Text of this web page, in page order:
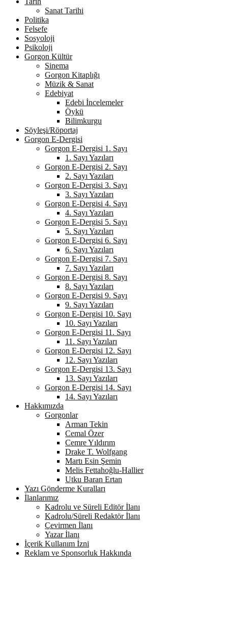
Sanat Tarihi
Politika
Felsefe
Sosyoloji
Psikoloji
Gorgon Kültür
Sinema
Gorgon Kitaplığı
Müzik & Sanat
Edebiyat
Edebi İncelemeler
Öykü
Bilimkurgu
Söyleşi/Röportaj
Gorgon E-Dergisi
Gorgon E-Dergisi 1. Sayı
1. Sayı Yazıları
Gorgon E-Dergisi 2. Sayı
2. Sayı Yazıları
Gorgon E-Dergisi 3. Sayı
3. Sayı Yazıları
Gorgon E-Dergisi 4. Sayı
4. Sayı Yazıları
Gorgon E-Dergisi 5. Sayı
5. Sayı Yazıları
Gorgon E-Dergisi 6. Sayı
6. Sayı Yazıları
Gorgon E-Dergisi 7. Sayı
7. Sayı Yazıları
Gorgon E-Dergisi 8. Sayı
8. Sayı Yazıları
Gorgon E-Dergisi 9. Sayı
9. Sayı Yazıları
Gorgon E-Dergisi 10. Sayı
10. Sayı Yazıları
Gorgon E-Dergisi 11. Sayı
11. Sayı Yazıları
Gorgon E-Dergisi 12. Sayı
12. Sayı Yazıları
Gorgon E-Dergisi 13. Sayı
13. Sayı Yazıları
Gorgon E-Dergisi 14. Sayı
14. Sayı Yazıları
Hakkımızda
Gorgonlar
Arman Tekin
Cemal Özer
Cemre Yıldırım
Drake T. Wolfgang
Martı Esin Şemin
Melis Fettahoğlu-Hallier
Utku Baran Ertan
Yazı Gönderme Kuralları
İlanlarımız
Kadrolu ve Süreli Editör İlanı
Kadrolu/Süreli Redaktör İlanı
Çevirmen İlanı
Yazar İlanı
İçerik Kullanım İzni
Reklam ve Sponsorluk Hakkında